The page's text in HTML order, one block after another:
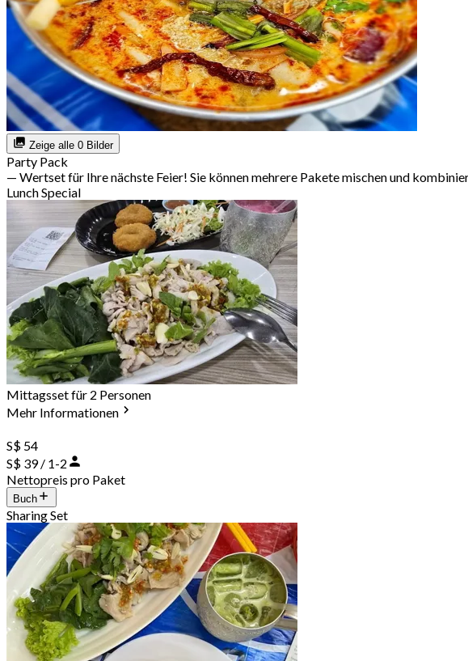
Zeige alle 0 Bilder
Party Pack
— Wertset für Ihre nächste Feier! Sie können mehrere Pakete mischen und
Lunch Special
Mittagsset für 2 Personen
Mehr Informationen
S$ 54
S$ 39 / 1-2
Nettopreis pro Paket
Buch
Sharing Set